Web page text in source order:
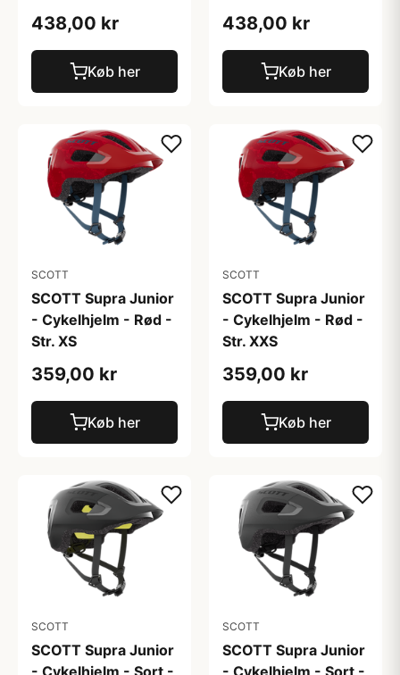
438,00 kr
Køb her
438,00 kr
Køb her
SCOTT
SCOTT Supra Junior
- Cykelhjelm - Rød -
Str. XS
359,00 kr
Køb her
SCOTT
SCOTT Supra Junior
- Cykelhjelm - Rød -
Str. XXS
359,00 kr
Køb her
SCOTT
SCOTT Supra Junior
- Cykelhjelm - Sort -
SCOTT
SCOTT Supra Junior
- Cykelhjelm - Sort -